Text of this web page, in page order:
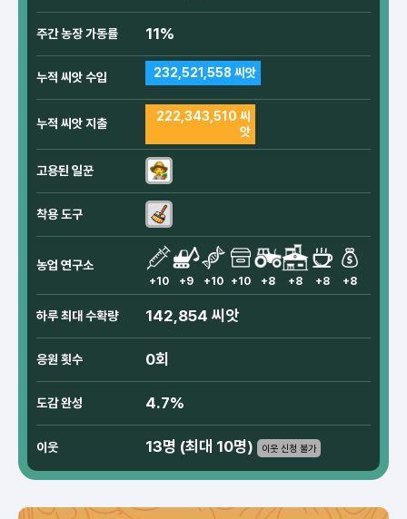
주간 농장 가동률 11%
누적 씨앗 수입 232,521,558 씨앗
누적 씨앗 지출
222,343,510 씨
앗
고용된 일꾼
착용 도구
농업 연구소
+10 +9 +10 +10 +8 +8 +8 +8
하루 최대 수확량 142,854 씨앗
응원 횟수 0회
도감 완성 4.7%
이웃 13명 (최대 10명) 이웃 신청 불가